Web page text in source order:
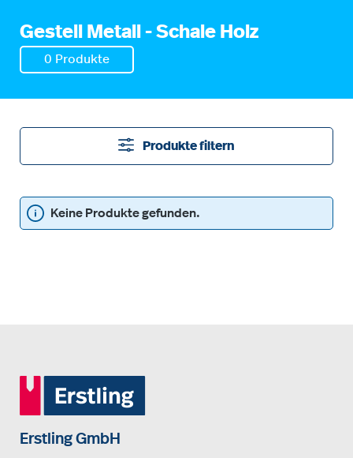
Gestell Metall - Schale Holz
0 Produkte
Produkte filtern
Keine Produkte gefunden.
Erstling GmbH